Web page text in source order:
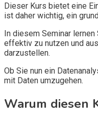
Dieser Kurs bietet eine
ist daher wichtig, ein
In diesem Seminar
effektiv zu nutzen und
darzustellen.
Ob Sie nun ein
mit Daten umzugehen.
Warum diesen